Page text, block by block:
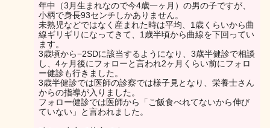
年中（3月生まれなので今4歳一ヶ月）の男の子ですが、
小柄で身長93センチしかありません。
未熟児などではなく産まれた時は平均、1歳くらいから曲
線ギリギリになってきて、1歳半頃から曲線を下回ってい
ます。
3歳頃から−2SDに該当するようになり、3歳半健診で相談
し、4ヶ月後にフォローと言われ2ヶ月くらい前にフォロ
ー健診も行きました。
3歳半健診では医師の診察では様子見となり、栄養士さん
からの指導が入りました。
フォロー健診では医師から「ご飯食べれてないから伸び
ていない」と言われました。